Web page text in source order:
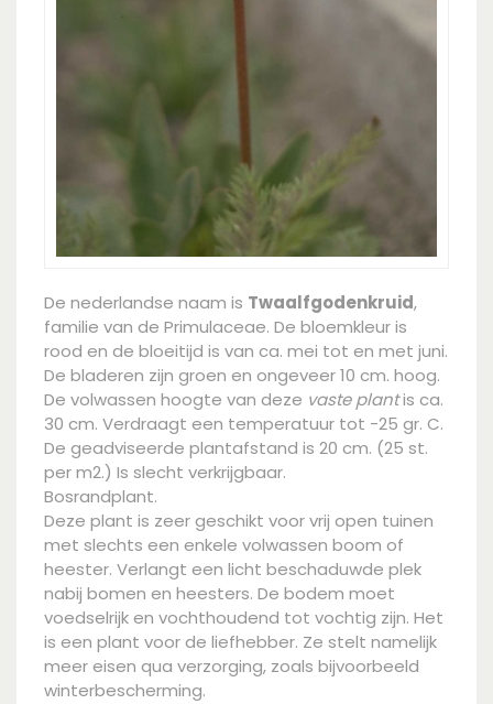
De nederlandse naam is Twaalfgodenkruid,
familie van de Primulaceae. De bloemkleur is
rood en de bloeitijd is van ca. mei tot en met juni.
De bladeren zijn groen en ongeveer 10 cm. hoog.
De volwassen hoogte van deze vaste plantis ca.
30 cm. Verdraagt een temperatuur tot -25 gr. C.
De geadviseerde plantafstand is 20 cm. (25 st.
per m2.) Is slecht verkrijgbaar.
Bosrandplant.
Deze plant is zeer geschikt voor vrij open tuinen
met slechts een enkele volwassen boom of
heester. Verlangt een licht beschaduwde plek
nabij bomen en heesters. De bodem moet
voedselrijk en vochthoudend tot vochtig zijn. Het
is een plant voor de liefhebber. Ze stelt namelijk
meer eisen qua verzorging, zoals bijvoorbeeld
winterbescherming.